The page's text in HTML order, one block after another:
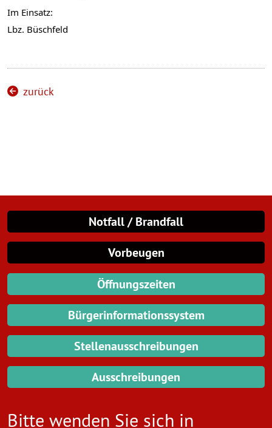
Im Einsatz:
Lbz. Büschfeld
zurück
Notfall / Brandfall
Vorbeugen
Öffnungszeiten
Bürgerinformationssystem
Stellenausschreibungen
Ausschreibungen
Bitte wenden Sie sich in